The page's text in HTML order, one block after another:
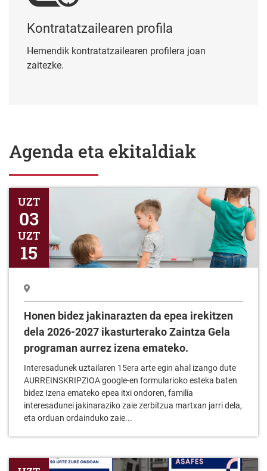
Kontratatzailearen profila
zaitezke.
Agenda eta ekitaldiak
Honen bidez jakinarazten da epea irekitzen dela 2026-2027
03
UZT
15
dela 2026-2027 ikasturterako Zaintza Gela
programan aurrez izena emateko.
AURREINSKRIPZIOA google-en formularioko esteka baten
bidez Izena emateko epea itxi ondoren, familia
interesadunei jakinaraziko zaie zerbitzua martxan jarri dela,
eta orduan ordainduko zaie...
ASAFESEN 50. Urterrena erakusketa